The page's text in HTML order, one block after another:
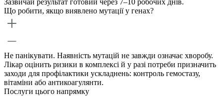
Що робити, якщо виявлено мутації у генах?
Не панікувати. Наявність мутацій не завжди означає хворобу.
Лікар оцінить ризики в комплексі й у разі потреби призначить
заходи для профілактики ускладнень: контроль гемостазу,
вітаміни або антикоагулянти.
Послуги цього напрямку